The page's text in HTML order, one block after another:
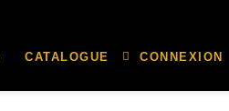
CATALOGUE CONNEXION